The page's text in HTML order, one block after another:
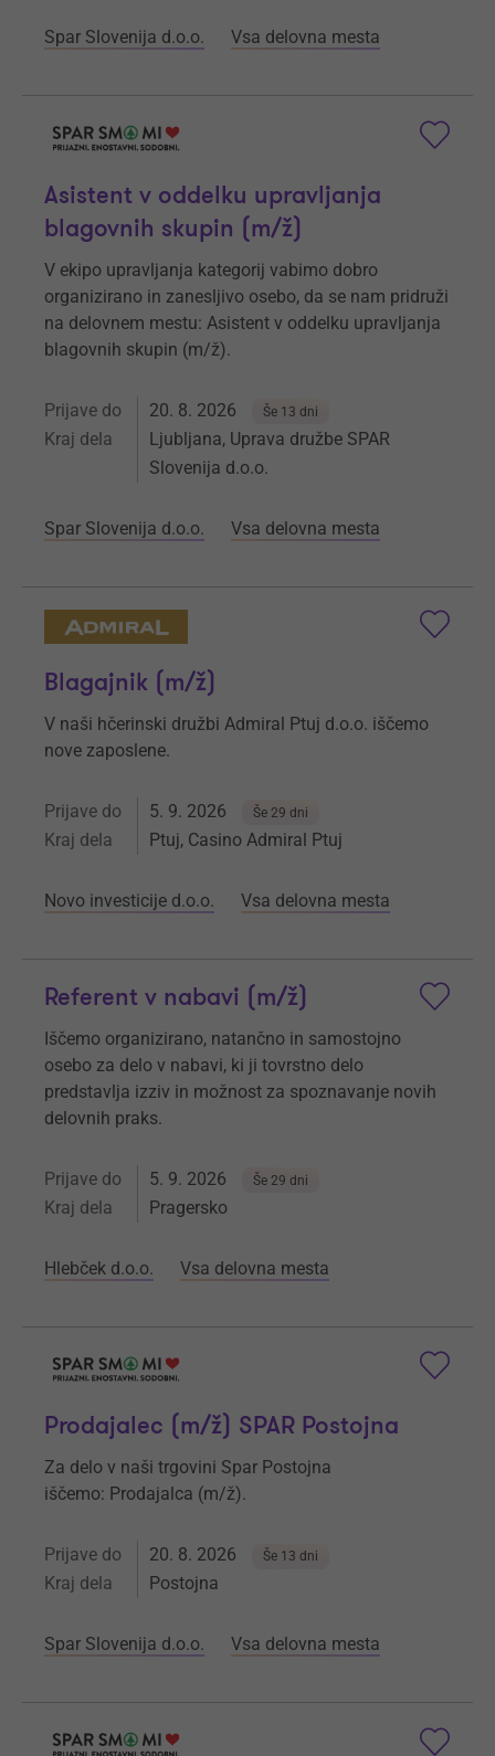
Spar Slovenija d.o.o. Vsa delovna mesta
Asistent v oddelku upravljanja
blagovnih skupin (m/ž)
V ekipo upravljanja kategorij vabimo dobro
organizirano in zanesljivo osebo, da se nam pridruži
na delovnem mestu: Asistent v oddelku upravljanja
blagovnih skupin (m/ž).
Prijave do 20. 8. 2026 Še 13 dni
Kraj dela
Ljubljana, Uprava družbe SPAR
Slovenija d.o.o.
Spar Slovenija d.o.o. Vsa delovna mesta
Blagajnik (m/ž)
V naši hčerinski družbi Admiral Ptuj d.o.o. iščemo
nove zaposlene.
Prijave do 5. 9. 2026 Še 29 dni
Kraj dela Ptuj, Casino Admiral Ptuj
Novo investicije d.o.o. Vsa delovna mesta
Referent v nabavi (m/ž)
Iščemo organizirano, natančno in samostojno
osebo za delo v nabavi, ki ji tovrstno delo
predstavlja izziv in možnost za spoznavanje novih
delovnih praks.
Prijave do 5. 9. 2026 Še 29 dni
Kraj dela Pragersko
Hlebček d.o.o. Vsa delovna mesta
Prodajalec (m/ž) SPAR Postojna
Za delo v naši trgovini Spar Postojna
iščemo: Prodajalca (m/ž).
Prijave do 20. 8. 2026 Še 13 dni
Kraj dela Postojna
Spar Slovenija d.o.o. Vsa delovna mesta